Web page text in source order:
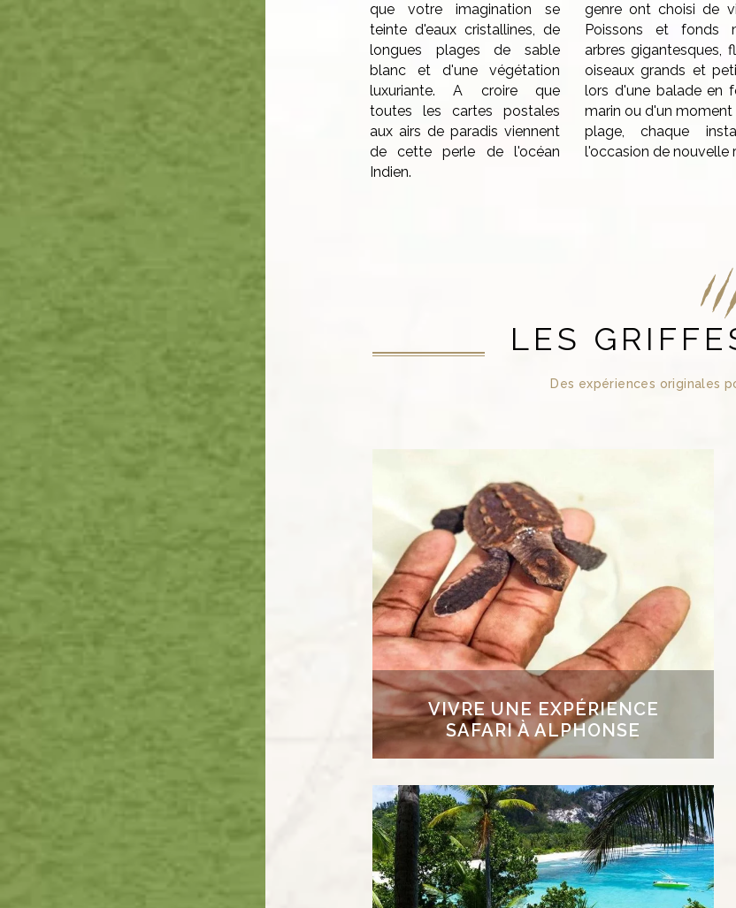
que votre imagination se
teinte d'eaux cristallines, de
longues plages de sable
blanc et d'une végétation
luxuriante. A croire que
toutes les cartes postales
aux airs de paradis viennent
de cette perle de l'océan
Indien.
genre ont choisi de
Poissons et fonds
arbres gigantesques,
oiseaux grands et
lors d'une balade en
marin ou d'un
plage, chaque
l'occasion de nouvelle
LES
Des expériences originales
VIVRE UNE EXPÉRIENCE
SAFARI À ALPHONSE
VIVRE UNE EXPÉRIENCE
SAFARI À ALPHONSE
C’est en explorant et en comprenant des
écosystèmes que nous pouvons les protéger.
Le safari marin a pour objectif de vous faire
vivre des expériences terrestres et aquatiques
uniques. Balade dans la mangrove, snorkeling,
participation aux projets de protection des
tortues: prenez part à une excursion encadrée
par un expert et découvrez cette biodiversité
exceptionnelle.
S’OCTROYER UNE
PARENTHÈSE DE RÊVE